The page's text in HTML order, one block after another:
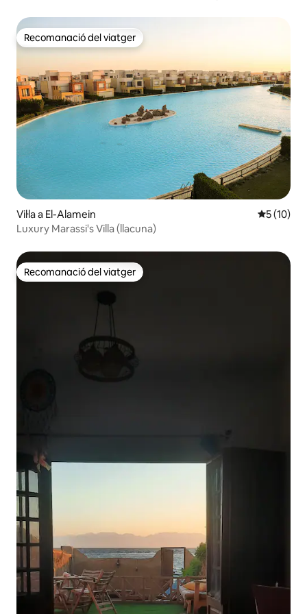
Recomanació del viatger
Recomanació del viatger
Vil·la a El-Alamein 5 de
5 (10)
Luxury Marassi's Villa (llacuna)
Recomanació del viatger
Recomanació del viatger